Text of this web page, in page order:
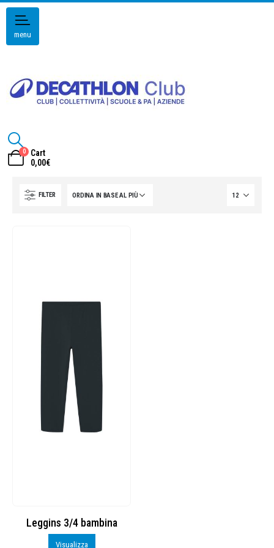
menu
0
Cart
0,00€
FILTER
Leggins 3/4 bambina
Visualizza